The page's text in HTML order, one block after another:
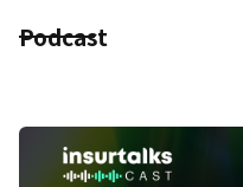
Podcast